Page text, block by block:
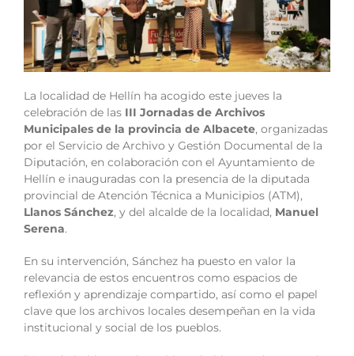
La localidad de Hellín ha acogido este jueves la
celebración de las III Jornadas de Archivos
Municipales de la provincia de Albacete, organizadas
por el Servicio de Archivo y Gestión Documental de la
Diputación, en colaboración con el Ayuntamiento de
Hellín e inauguradas con la presencia de la diputada
provincial de Atención Técnica a Municipios (ATM),
Llanos Sánchez, y del alcalde de la localidad, Manuel
Serena.
En su intervención, Sánchez ha puesto en valor la
relevancia de estos encuentros como espacios de
reflexión y aprendizaje compartido, así como el papel
clave que los archivos locales desempeñan en la vida
institucional y social de los pueblos.